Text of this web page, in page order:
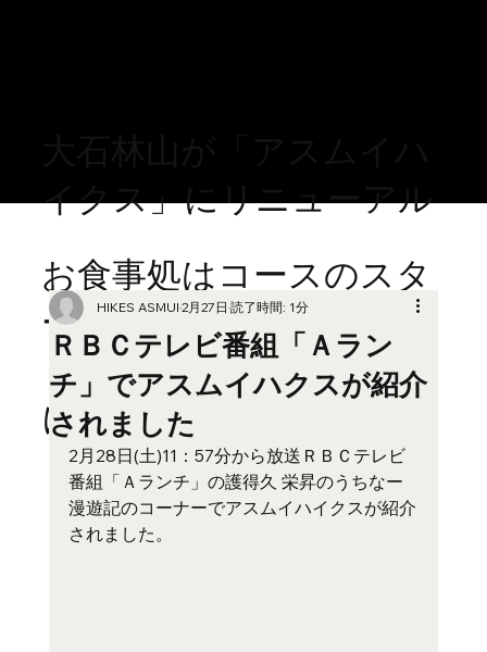
イクス」にリニューアル
お食事処はコースのスタ
ート地点
「スピリットラウンジ」
に移転しております。
ＲＢＣテレビ番組「Ａラン
チ」でアスムイハクスが紹介
されました
HIKES ASMUI2月27日 読了時間: 1分
2月28日(土)11：57分から放送ＲＢＣテレビ
番組「Ａランチ」の護得久 栄昇のうちなー
漫遊記のコーナーでアスムイハイクスが紹介
されました。